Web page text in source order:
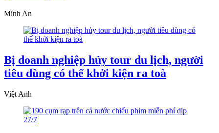
Minh An
Bị doanh nghiệp hủy tour du lịch, người
tiêu dùng có thể khởi kiện ra toà
Việt Anh